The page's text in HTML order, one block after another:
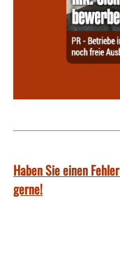
Haben Sie einen
gerne!